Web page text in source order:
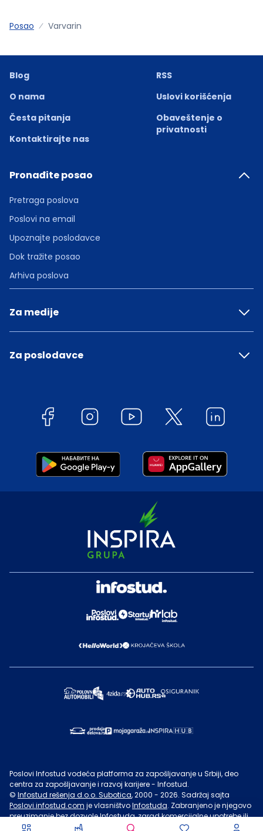
Posao Varvarin
Blog
O nama
Česta pitanja
Kontaktirajte nas
RSS
Uslovi korišćenja
Obaveštenje o
privatnosti
Pronađite posao
Pretraga poslova
Poslovi na email
Upoznajte poslodavce
Dok tražite posao
Arhiva poslova
Za medije
Za poslodavce
Poslovi Infostud vodeća platforma za zapošljavanje u Srbiji, deo
centra za zapošljavanje i razvoj karijere - Infostud.
© Infostud rešenja d.o.o. Subotica, 2000 - 2026. Sadržaj sajta
Poslovi.infostud.com je vlasništvoInfostuda. Zabranjeno je njegovo
preuzimanje bez dozvoleInfostuda, zarad komercijalne upotrebe ili
u druge svrhe, osim za lične potrebe posetilaca sajta.